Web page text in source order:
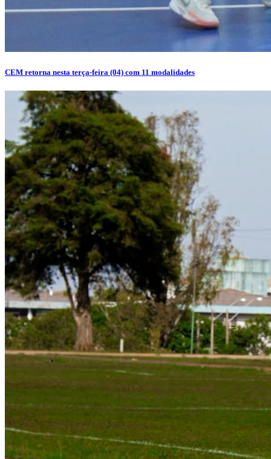
CEM retorna nesta terça-feira (04) com 11 modalidades